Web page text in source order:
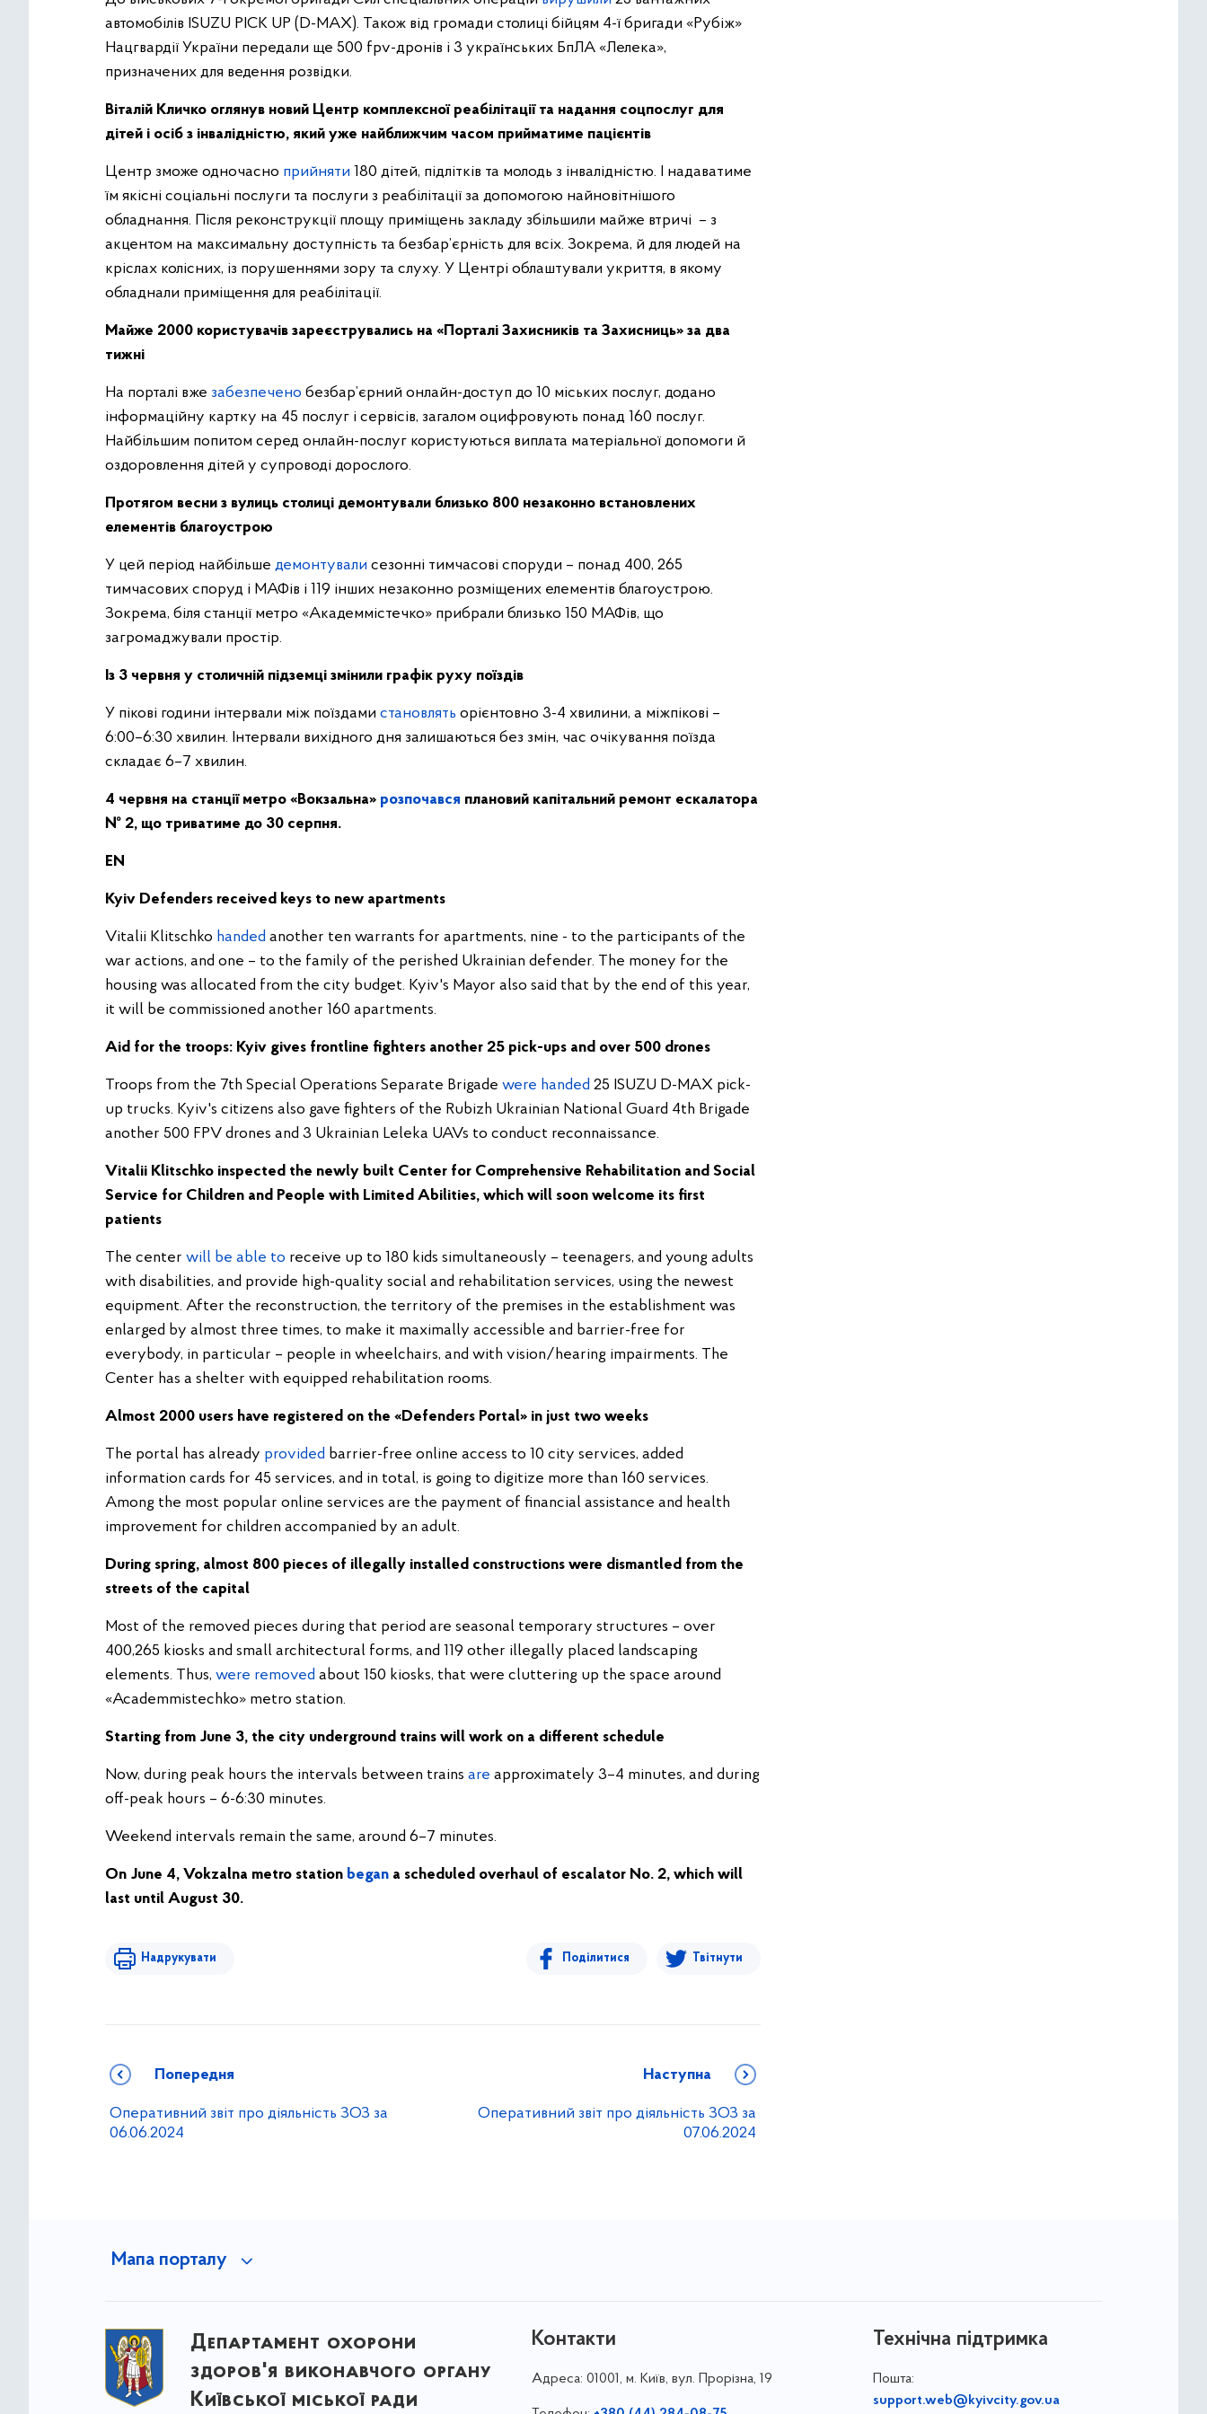
автомобілів ISUZU PICK UP (D-MAX). Також від громади столиці бійцям 4-ї бригади «Рубіж»
Нацгвардії України передали ще 500 fpv-дронів і 3 українських БпЛА «Лелека»,
призначених для ведення розвідки.
Віталій Кличко оглянув новий Центр комплексної реабілітації та надання соцпослуг для
дітей і осіб з інвалідністю, який уже найближчим часом прийматиме пацієнтів
Центр зможе одночасно прийняти 180 дітей, підлітків та молодь з інвалідністю. І надаватиме
їм якісні соціальні послуги та послуги з реабілітації за допомогою найновітнішого
обладнання. Після реконструкції площу приміщень закладу збільшили майже втричі – з
акцентом на максимальну доступність та безбар’єрність для всіх. Зокрема, й для людей на
кріслах колісних, із порушеннями зору та слуху. У Центрі облаштували укриття, в якому
обладнали приміщення для реабілітації.
Майже 2000 користувачів зареєструвались на «Порталі Захисників та Захисниць» за два
тижні
На порталі вже забезпечено безбар’єрний онлайн-доступ до 10 міських послуг, додано
інформаційну картку на 45 послуг і сервісів, загалом оцифровують понад 160 послуг.
Найбільшим попитом серед онлайн-послуг користуються виплата матеріальної допомоги й
оздоровлення дітей у супроводі дорослого.
Протягом весни з вулиць столиці демонтували близько 800 незаконно встановлених
елементів благоустрою
У цей період найбільше демонтували сезонні тимчасові споруди – понад 400, 265
тимчасових споруд і МАФів і 119 інших незаконно розміщених елементів благоустрою.
Зокрема, біля станції метро «Академмістечко» прибрали близько 150 МАФів, що
загромаджували простір.
Із 3 червня у столичній підземці змінили графік руху поїздів
У пікові години інтервали між поїздами становлять орієнтовно 3-4 хвилини, а міжпікові –
6:00–6:30 хвилин. Інтервали вихідного дня залишаються без змін, час очікування поїзда
складає 6–7 хвилин.
4 червня на станції метро «Вокзальна» розпочався плановий капітальний ремонт ескалатора
№ 2, що триватиме до 30 серпня.
EN
Kyiv Defenders received keys to new apartments
Vitalii Klitschko handed another ten warrants for apartments, nine - to the participants of the
war actions, and one – to the family of the perished Ukrainian defender. The money for the
housing was allocated from the city budget. Kyiv's Mayor also said that by the end of this year,
it will be commissioned another 160 apartments.
Aid for the troops: Kyiv gives frontline fighters another 25 pick-ups and over 500 drones
Troops from the 7th Special Operations Separate Brigade were handed 25 ISUZU D-MAX pick-
up trucks. Kyiv's citizens also gave fighters of the Rubizh Ukrainian National Guard 4th Brigade
another 500 FPV drones and 3 Ukrainian Leleka UAVs to conduct reconnaissance.
Vitalii Klitschko inspected the newly built Center for Comprehensive Rehabilitation and Social
Service for Children and People with Limited Abilities, which will soon welcome its first
patients
The center will be able to receive up to 180 kids simultaneously – teenagers, and young adults
with disabilities, and provide high-quality social and rehabilitation services, using the newest
equipment. After the reconstruction, the territory of the premises in the establishment was
enlarged by almost three times, to make it maximally accessible and barrier-free for
everybody, in particular – people in wheelchairs, and with vision/hearing impairments. The
Center has a shelter with equipped rehabilitation rooms.
Almost 2000 users have registered on the «Defenders Portal» in just two weeks
The portal has already provided barrier-free online access to 10 city services, added
information cards for 45 services, and in total, is going to digitize more than 160 services.
Among the most popular online services are the payment of financial assistance and health
improvement for children accompanied by an adult.
During spring, almost 800 pieces of illegally installed constructions were dismantled from the
streets of the capital
Most of the removed pieces during that period are seasonal temporary structures – over
400,265 kiosks and small architectural forms, and 119 other illegally placed landscaping
elements. Thus, were removed about 150 kiosks, that were cluttering up the space around
«Academmistechko» metro station.
Starting from June 3, the city underground trains will work on a different schedule
Now, during peak hours the intervals between trains are approximately 3–4 minutes, and during
off-peak hours – 6-6:30 minutes.
Weekend intervals remain the same, around 6–7 minutes.
On June 4, Vokzalna metro station began a scheduled overhaul of escalator No. 2, which will
last until August 30.
Надрукувати Поділитися Твітнути
Попередня
Оперативний звіт про діяльність ЗОЗ за
06.06.2024
Наступна
Оперативний звіт про діяльність ЗОЗ за
07.06.2024
Мапа порталу
Департамент охорони
здоров'я виконавчого органу
Київської міської ради
Контакти
Адреса: 01001, м. Київ, вул. Прорізна, 19
Технічна підтримка
Пошта:
support.web@kyivcity.gov.ua